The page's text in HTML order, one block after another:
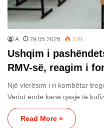
A 29.05.2026 778
Ushqim i
RMV-së, reagim i
Një vlerësim i ri kombëtar
Veriut ende kanë qasje të
Read More »